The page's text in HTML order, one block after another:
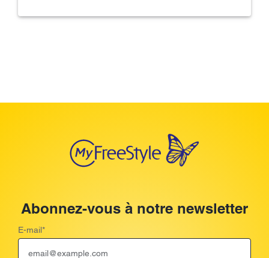
Abonnez-vous à notre newsletter
E-mail*